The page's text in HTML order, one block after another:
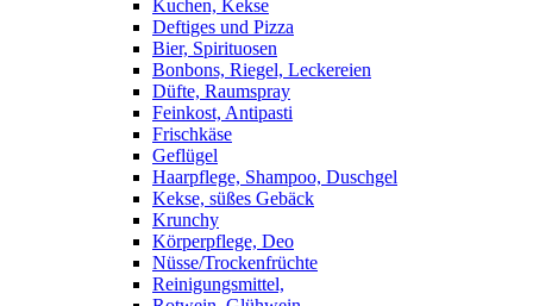
Kuchen, Kekse
Deftiges und Pizza
Bier, Spirituosen
Bonbons, Riegel, Leckereien
Düfte, Raumspray
Feinkost, Antipasti
Frischkäse
Geflügel
Haarpflege, Shampoo, Duschgel
Kekse, süßes Gebäck
Krunchy
Körperpflege, Deo
Nüsse/Trockenfrüchte
Reinigungsmittel,